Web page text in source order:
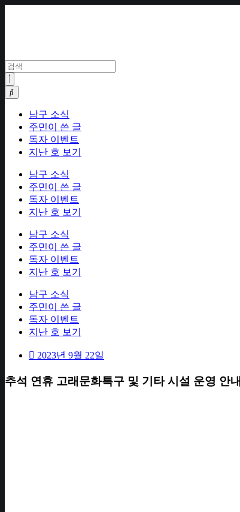
남구 소식
주민이 쓴 글
독자 이벤트
지난 호 보기
남구 소식
주민이 쓴 글
독자 이벤트
지난 호 보기
남구 소식
주민이 쓴 글
독자 이벤트
지난 호 보기
남구 소식
주민이 쓴 글
독자 이벤트
지난 호 보기
2023년 9월 22일
추석 연휴 고래문화특구 및 기타 시설 운영 안내